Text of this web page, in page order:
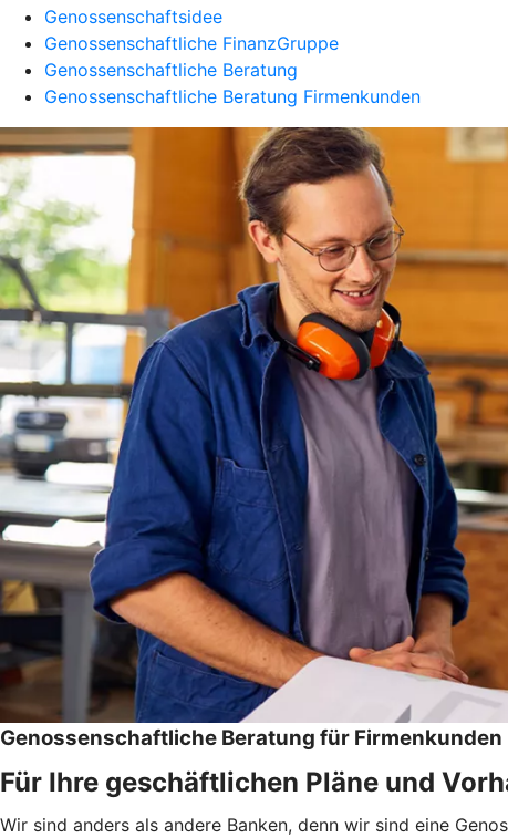
Genossenschaftsidee
Genossenschaftliche FinanzGruppe
Genossenschaftliche Beratung
Genossenschaftliche Beratung Firmenkunden
Genossenschaftliche Beratung für Firmenkunden
Für Ihre geschäftlichen Pläne und
Wir sind anders als andere Banken, denn wir sind eine